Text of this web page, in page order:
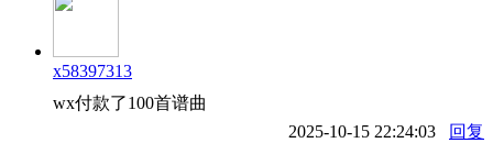
x58397313
wx付款了100首谱曲
2025-10-15 22:24:03
回复